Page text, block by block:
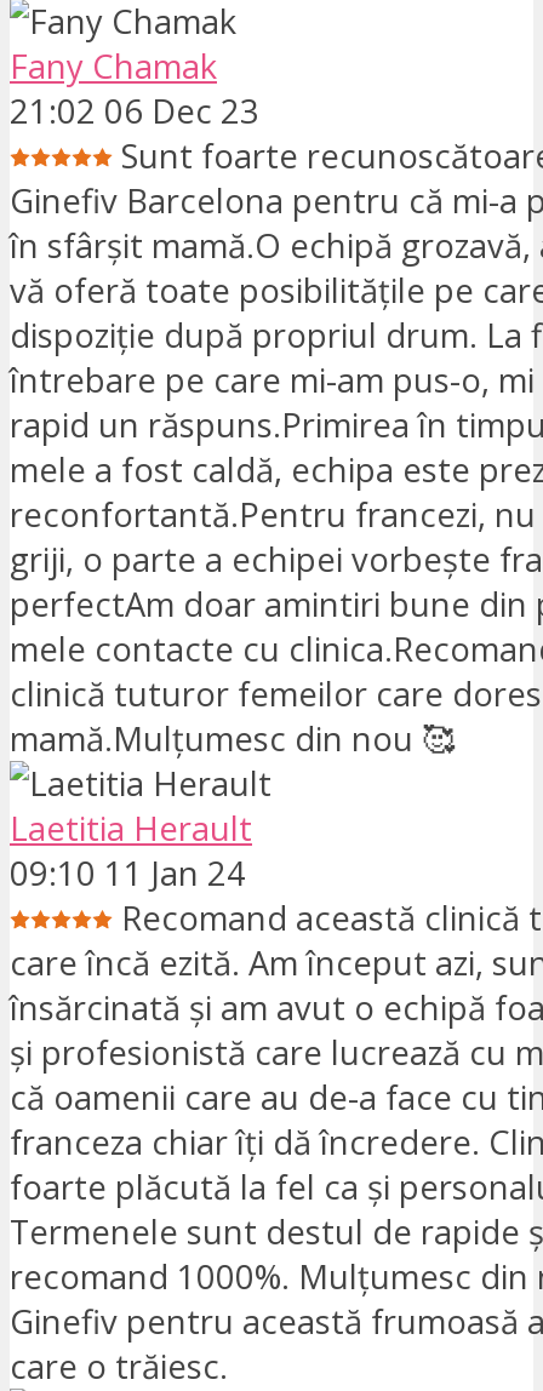
Fany Chamak
21:02 06 Dec 23
Sunt foarte
Ginefiv Barcelona pentru că mi-a
în sfârșit mamă.O echipă
vă oferă toate posibilitățile pe
dispoziție după propriul drum. La
întrebare pe care mi-am pus-o,
rapid un răspuns.Primirea în
mele a fost caldă, echipa este
reconfortantă.Pentru francezi, nu
griji, o parte a echipei vorbește
perfectAm doar amintiri bune din
mele contacte cu
clinică tuturor femeilor care
mamă.Mulțumesc din nou 🥰
Laetitia Herault
09:10 11 Jan 24
Recomand această
care încă ezită. Am început azi,
însărcinată și am avut o echipă
și profesionistă care lucrează cu
că oamenii care au de-a face cu
franceza chiar îți dă încredere.
foarte plăcută la fel ca și
Termenele sunt destul de rapide
recomand 1000%. Mulțumesc din
Ginefiv pentru această frumoasă
care o trăiesc.